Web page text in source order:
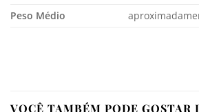
Peso Médio
VOCÊ TAMBÉM PODE GOSTAR